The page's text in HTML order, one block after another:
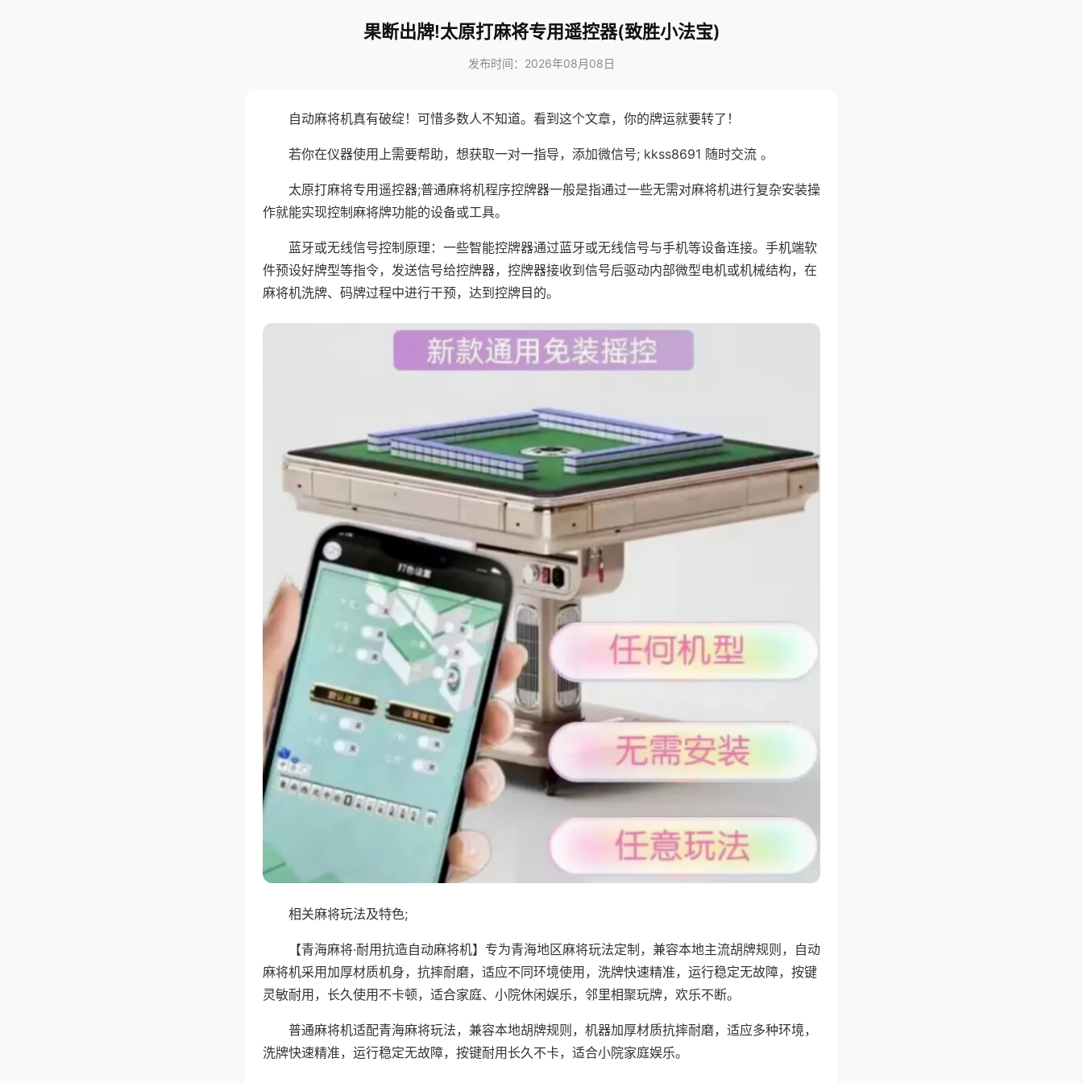
果断出牌!太原打麻将专用遥控器(致胜小法宝)
发布时间：2026年08月08日
自动麻将机真有破绽！可惜多数人不知道。看到这个文章，你的牌运就要转了！
若你在仪器使用上需要帮助，想获取一对一指导，添加微信号; kkss8691 随时交流 。
太原打麻将专用遥控器;普通麻将机程序控牌器一般是指通过一些无需对麻将机进行复杂安装操
作就能实现控制麻将牌功能的设备或工具。
蓝牙或无线信号控制原理：一些智能控牌器通过蓝牙或无线信号与手机等设备连接。手机端软
件预设好牌型等指令，发送信号给控牌器，控牌器接收到信号后驱动内部微型电机或机械结构，在
麻将机洗牌、码牌过程中进行干预，达到控牌目的。
相关麻将玩法及特色;
【青海麻将·耐用抗造自动麻将机】专为青海地区麻将玩法定制，兼容本地主流胡牌规则，自动
麻将机采用加厚材质机身，抗摔耐磨，适应不同环境使用，洗牌快速精准，运行稳定无故障，按键
灵敏耐用，长久使用不卡顿，适合家庭、小院休闲娱乐，邻里相聚玩牌，欢乐不断。
普通麻将机适配青海麻将玩法，兼容本地胡牌规则，机器加厚材质抗摔耐磨，适应多种环境，
洗牌快速精准，运行稳定无故障，按键耐用长久不卡，适合小院家庭娱乐。